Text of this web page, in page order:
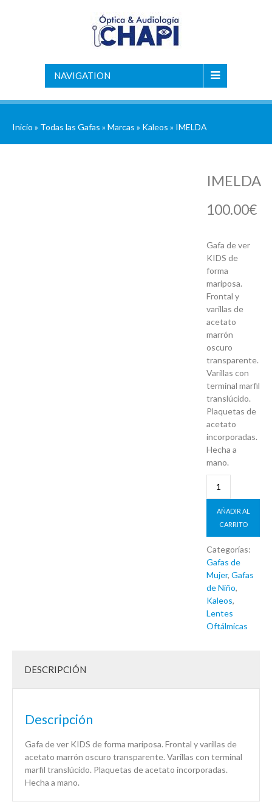
NAVIGATION
Inicio » Todas las Gafas » Marcas » Kaleos » IMELDA
IMELDA
100.00€
Gafa de ver
KIDS de
forma
mariposa.
Frontal y
varillas de
acetato
marrón
oscuro
transparente.
Varillas con
terminal marfil
translúcido.
Plaquetas de
acetato
incorporadas.
Hecha a
mano.
AÑADIR AL
CARRITO
Categorías:
Gafas de
Mujer, Gafas
de Niño,
Kaleos,
Lentes
Oftálmicas
DESCRIPCIÓN
Descripción
Gafa de ver KIDS de forma mariposa. Frontal y varillas de
acetato marrón oscuro transparente. Varillas con terminal
marfil translúcido. Plaquetas de acetato incorporadas.
Hecha a mano.